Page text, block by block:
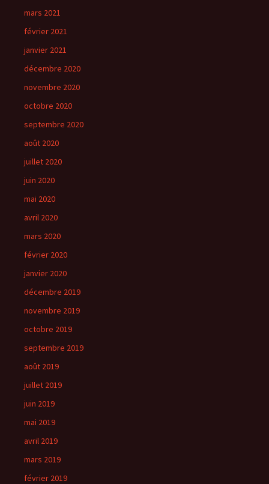
mars 2021
février 2021
janvier 2021
décembre 2020
novembre 2020
octobre 2020
septembre 2020
août 2020
juillet 2020
juin 2020
mai 2020
avril 2020
mars 2020
février 2020
janvier 2020
décembre 2019
novembre 2019
octobre 2019
septembre 2019
août 2019
juillet 2019
juin 2019
mai 2019
avril 2019
mars 2019
février 2019